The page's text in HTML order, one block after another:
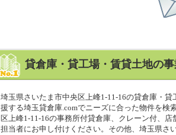
貸倉庫・貸工場・賃貸土地の
埼玉県さいたま市中央区上峰1-11-16の貸倉庫・
援する埼玉貸倉庫.comでニーズに合った物件を検
区上峰1-11-16の事務所付貸倉庫、クレーン付、
担当者にお申し付けください。その他、埼玉県さ